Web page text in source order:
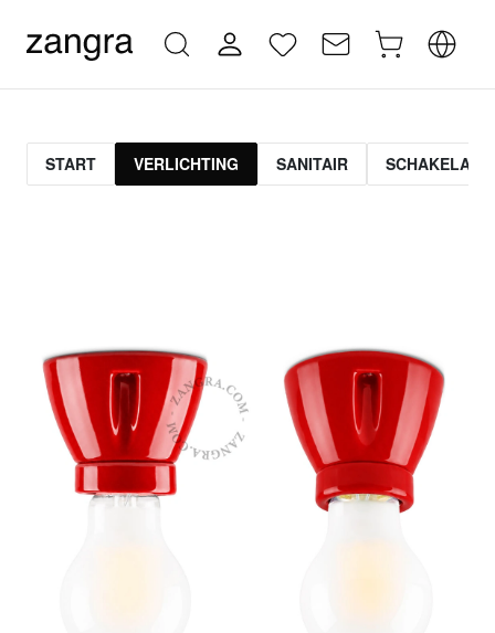
START VERLICHTING SANITAIR